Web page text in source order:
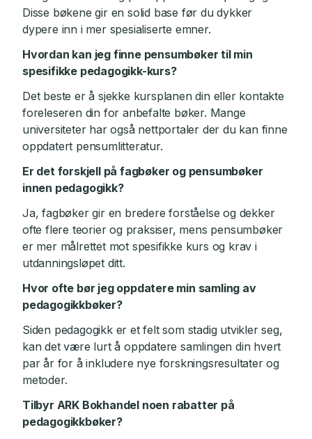
Disse bøkene gir en solid base før du dykker
dypere inn i mer spesialiserte emner.
Hvordan kan jeg finne pensumbøker til min
spesifikke pedagogikk-kurs?
Det beste er å sjekke kursplanen din eller kontakte
foreleseren din for anbefalte bøker. Mange
universiteter har også nettportaler der du kan finne
oppdatert pensumlitteratur.
Er det forskjell på fagbøker og pensumbøker
innen pedagogikk?
Ja, fagbøker gir en bredere forståelse og dekker
ofte flere teorier og praksiser, mens pensumbøker
er mer målrettet mot spesifikke kurs og krav i
utdanningsløpet ditt.
Hvor ofte bør jeg oppdatere min samling av
pedagogikkbøker?
Siden pedagogikk er et felt som stadig utvikler seg,
kan det være lurt å oppdatere samlingen din hvert
par år for å inkludere nye forskningsresultater og
metoder.
Tilbyr ARK Bokhandel noen rabatter på
pedagogikkbøker?